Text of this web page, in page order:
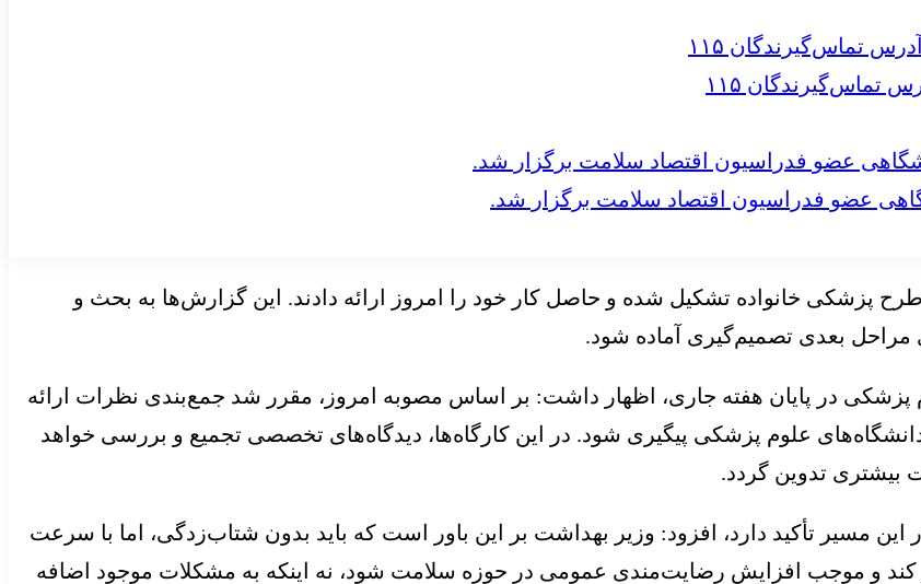
۱۱۵
عضو فدراسیون اقتصاد سلامت برگزار شد.
پزشکی خانواده تشکیل شده و حاصل کار خود را امروز ارائه دادند. این گزارش‌ها به بحث و
بعدی تصمیم‌گیری آماده شود.
در پایان هفته جاری، اظهار داشت: بر اساس مصوبه امروز، مقرر شد جمع‌بندی نظرات ارائه
علوم پزشکی پیگیری شود. در این کارگاه‌ها، دیدگاه‌های تخصصی تجمیع و بررسی خواهد
بیشتری تدوین گردد.
این مسیر تأکید دارد، افزود: وزیر بهداشت بر این باور است که باید بدون شتاب‌زدگی، اما با سرعت
و موجب افزایش رضایت‌مندی عمومی در حوزه سلامت شود، نه اینکه به مشکلات موجود اضافه